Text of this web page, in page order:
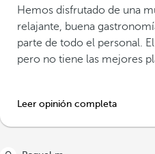
Hemos disfrutado de una
relajante, buena
parte de todo el personal.
pero no tiene las mejores
Leer opinión completa